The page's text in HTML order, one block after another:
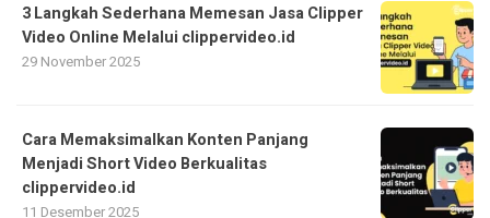
3 Langkah Sederhana Memesan Jasa Clipper
Video Online Melalui clippervideo.id
29 November 2025
Cara Memaksimalkan Konten Panjang
Menjadi Short Video Berkualitas
clippervideo.id
11 Desember 2025